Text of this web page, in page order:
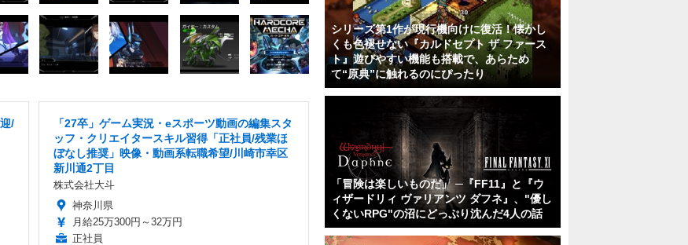
/
「27卒」ゲーム実況・eスポーツ動画の編集スタ
ッフ・クリエイタースキル習得「正社員/残業ほ
ぼなし推奨」映像・動画系転職希望/川崎市幸区
新川通2丁目
株式会社大斗
神奈川県
月給25万300円～32万円
正社員
シリーズ第1作が現行機向けに復活！懐かし
くも色褪せない『カルドセプト ザ ファース
ト』遊びやすい機能も搭載で、あらため
て“原典”に触れるのにぴったり
「冒険は楽しいものだ」 ─『FF11』と『ウ
ィザードリィ ヴァリアンツ ダフネ』、"優し
くないRPG"の沼にどっぷり沈んだ4人の話